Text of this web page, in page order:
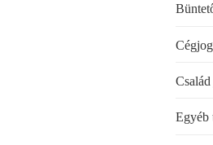
Cégjog
Egyéb